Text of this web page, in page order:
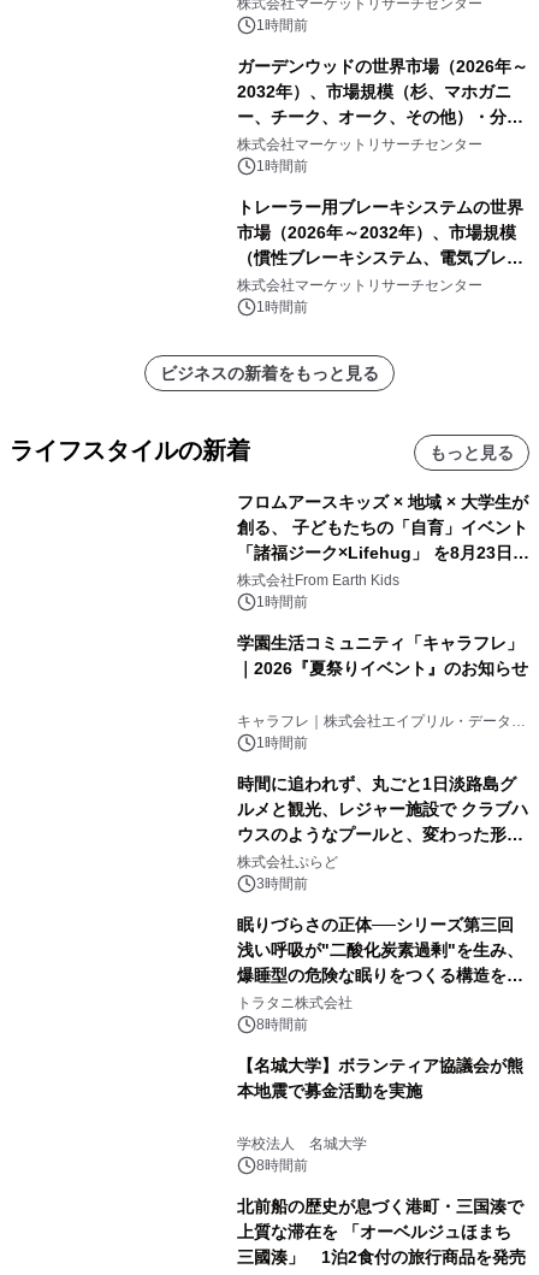
株式会社マーケットリサーチセンター
1時間前
ガーデンウッドの世界市場（2026年～
2032年）、市場規模（杉、マホガニ
ー、チーク、オーク、その他）・分析
レポートを発表
株式会社マーケットリサーチセンター
1時間前
トレーラー用ブレーキシステムの世界
市場（2026年～2032年）、市場規模
（慣性ブレーキシステム、電気ブレー
キシステム、その他）・分析レポート
を発表
株式会社マーケットリサーチセンター
1時間前
ビジネスの新着をもっと見る
ライフスタイルの新着 もっと見る
フロムアースキッズ × 地域 × 大学生が
創る、 子どもたちの「自育」イベント
「諸福ジーク×Lifehug」 を8月23日
(日)開催
株式会社From Earth Kids
1時間前
学園生活コミュニティ「キャラフレ」
｜2026『夏祭りイベント』のお知らせ
キャラフレ｜株式会社エイプリル・データ・
デザインズ
1時間前
時間に追われず、丸ごと1日淡路島グ
ルメと観光、レジャー施設で クラブハ
ウスのようなプールと、変わった形の
サウナも 「THE BOXY AWAJI」のお
得な素泊まり連泊プランで
株式会社ぷらど
3時間前
眠りづらさの正体──シリーズ第三回
浅い呼吸が"二酸化炭素過剰"を生み、
爆睡型の危険な眠りをつくる構造を解
説
トラタニ株式会社
8時間前
【名城大学】ボランティア協議会が熊
本地震で募金活動を実施
学校法人 名城大学
8時間前
北前船の歴史が息づく港町・三国湊で
上質な滞在を 「オーベルジュほまち
三國湊」 1泊2食付の旅行商品を発売